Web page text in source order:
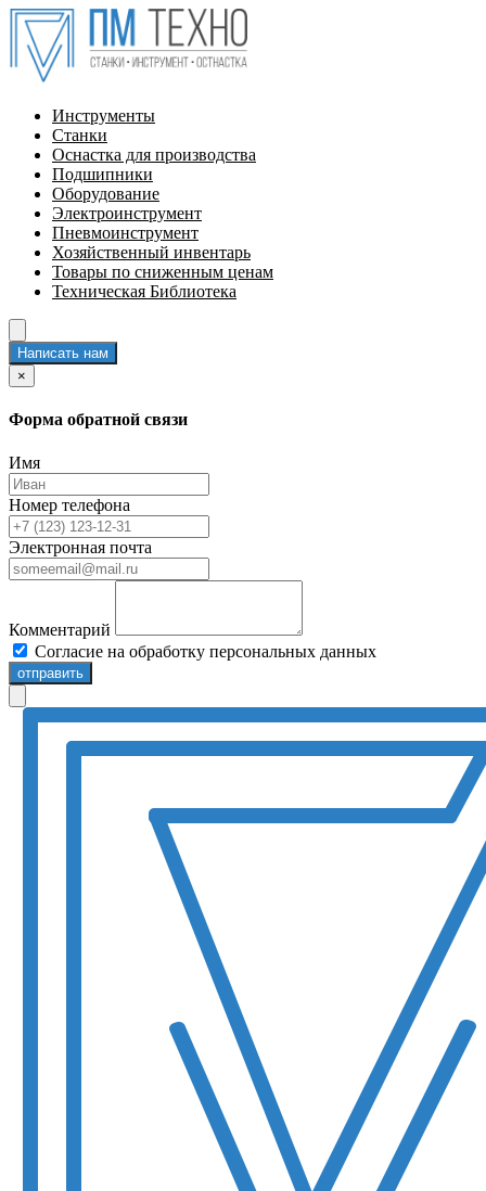
Инструменты
Станки
Оснастка для производства
Подшипники
Оборудование
Электроинструмент
Пневмоинструмент
Хозяйственный инвентарь
Товары по сниженным ценам
Техническая Библиотека
Написать нам
×
Форма обратной связи
Имя
Номер телефона
Электронная почта
Комментарий
Согласие на обработку персональных данных
отправить